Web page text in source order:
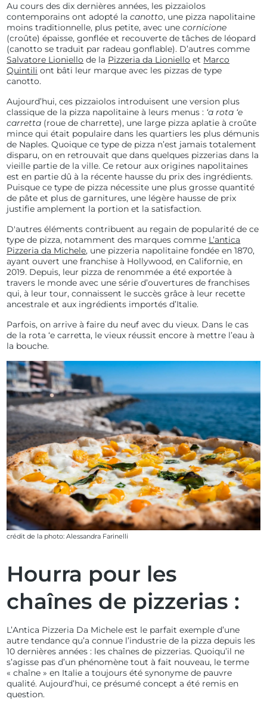
Au cours des dix dernières années, les pizzaiolos
contemporains ont adopté lacanotto, une pizza napolitaine
moins traditionnelle, plus petite, avec unecornicione
(croûte) épaisse, gonflée et recouverte de tâches de léopard
(canotto se traduit par radeau gonflable). D’autres comme
Salvatore Lioniello de la Pizzeria da Lioniello et Marco
Quintili ont bâti leur marque avec les pizzas de type
canotto.
Aujourd’hui, ces pizzaiolos introduisent une version plus
classique de la pizza napolitaine à leurs menus : ‘a rota ‘e
carretta (roue de charrette), une large pizza aplatie à croûte
mince qui était populaire dans les quartiers les plus démunis
de Naples. Quoique ce type de pizza n’est jamais totalement
disparu, on en retrouvait que dans quelques pizzerias dans la
vieille partie de la ville. Ce retour aux origines napolitaines
est en partie dû à la récente hausse du prix des ingrédients.
Puisque ce type de pizza nécessite une plus grosse quantité
de pâte et plus de garnitures, une légère hausse de prix
justifie amplement la portion et la satisfaction.
D'autres éléments contribuent au regain de popularité de ce
type de pizza, notamment des marques comme L’antica
Pizzeria da Michele, une pizzeria napolitaine fondée en 1870,
ayant ouvert une franchise à Hollywood, en Californie, en
2019. Depuis, leur pizza de renommée a été exportée à
travers le monde avec une série d’ouvertures de franchises
qui, à leur tour, connaissent le succès grâce à leur recette
ancestrale et aux ingrédients importés d’Italie.
Parfois, on arrive à faire du neuf avec du vieux. Dans le cas
de la rota ‘e carretta, le vieux réussit encore à mettre l’eau à
la bouche.
crédit de la photo: Alessandra Farinelli
Hourra pour les
chaînes de pizzerias :
L’Antica Pizzeria Da Michele est le parfait exemple d’une
autre tendance qu’a connue l’industrie de la pizza depuis les
10 dernières années : les chaînes de pizzerias. Quoiqu’il ne
s’agisse pas d’un phénomène tout à fait nouveau, le terme
« chaîne » en Italie a toujours été synonyme de pauvre
qualité. Aujourd’hui, ce présumé concept a été remis en
question.